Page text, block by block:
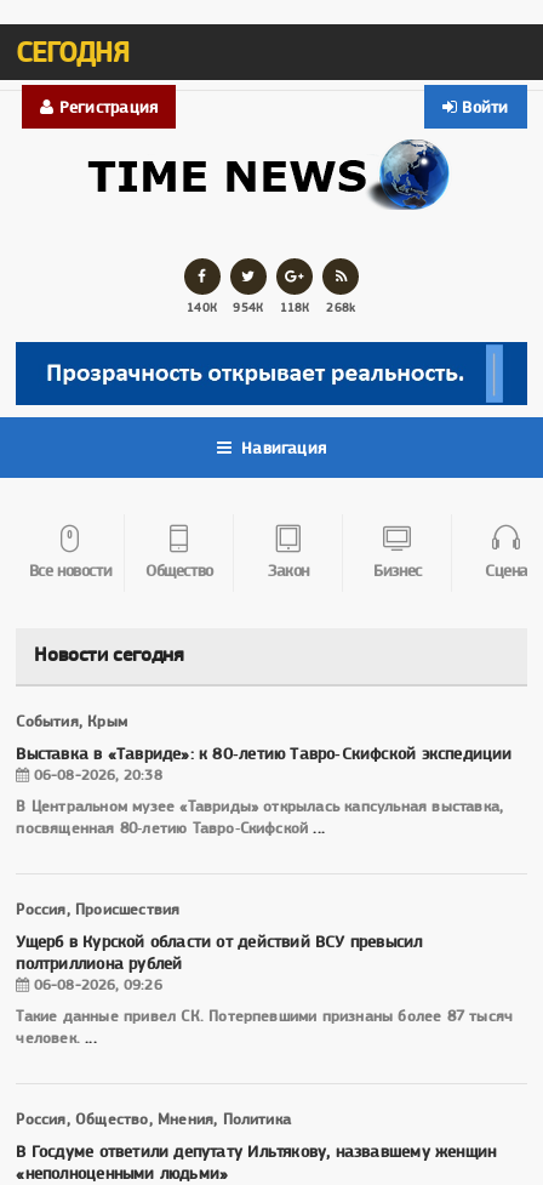
СЕГОДНЯ
Войти
Регистрация
140К 954К 118К 268k
Навигация
Все новости Общество Закон Бизнес Сцена
Новости сегодня
События, Крым
Выставка в «Тавриде»: к 80‑летию Тавро‑Скифской экспедиции
06-08-2026, 20:38
В Центральном музее «Тавриды» открылась капсульная выставка,
посвященная 80‑летию Тавро‑Скифской...
Россия, Происшествия
Ущерб в Курской области от действий ВСУ превысил
полтриллиона рублей
06-08-2026, 09:26
Такие данные привел СК. Потерпевшими признаны более 87 тысяч
человек....
Россия, Общество, Мнения, Политика
В Госдуме ответили депутату Ильтякову, назвавшему женщин
«неполноценными людьми»